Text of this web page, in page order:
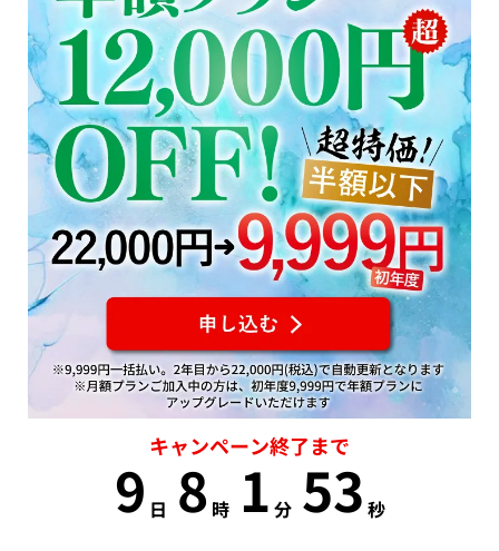
キャンペーン終了まで
9 日 8 時 1 分 53 秒